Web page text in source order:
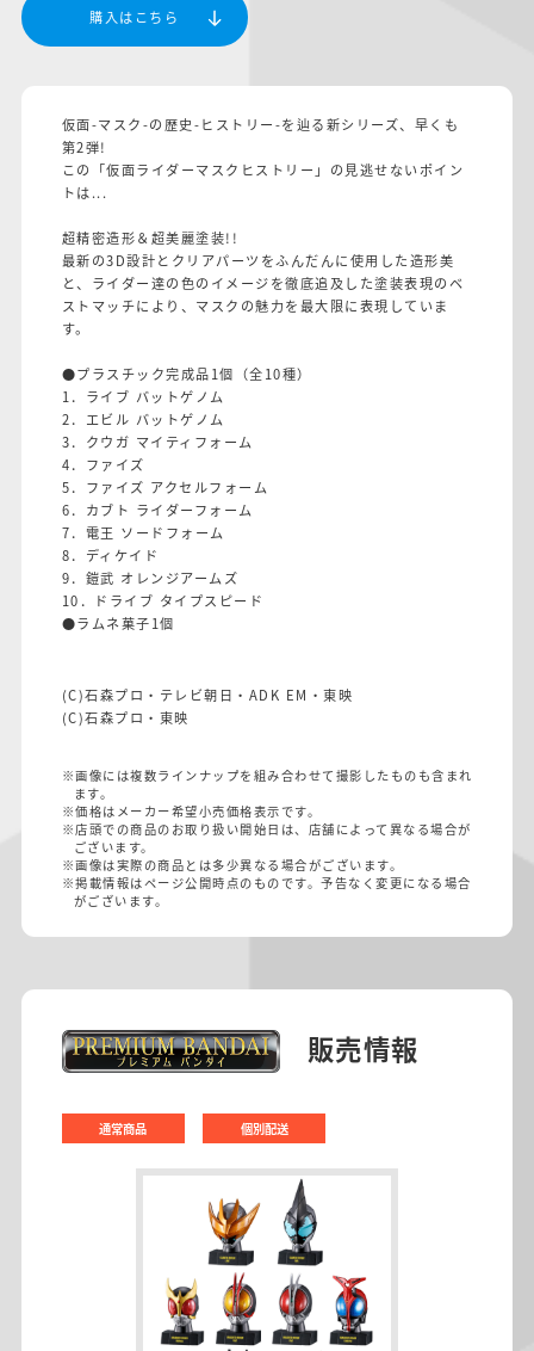
購入はこちら
仮面-マスク-の歴史-ヒストリー-を辿る新シリーズ、早くも
第2弾!
この「仮面ライダーマスクヒストリー」の見逃せないポイン
トは...
超精密造形＆超美麗塗装!!
最新の3D設計とクリアパーツをふんだんに使用した造形美
と、ライダー達の色のイメージを徹底追及した塗装表現のベ
ストマッチにより、マスクの魅力を最大限に表現していま
す。
●プラスチック完成品1個（全10種）
1．ライブ バットゲノム
2．エビル バットゲノム
3．クウガ マイティフォーム
4．ファイズ
5．ファイズ アクセルフォーム
6．カブト ライダーフォーム
7．電王 ソードフォーム
8．ディケイド
9．鎧武 オレンジアームズ
10．ドライブ タイプスピード
●ラムネ菓子1個
(C)石森プロ・テレビ朝日・ADK EM・東映
(C)石森プロ・東映
※画像には複数ラインナップを組み合わせて撮影したものも含まれ
ます。
※価格はメーカー希望小売価格表示です。
※店頭での商品のお取り扱い開始日は、店舗によって異なる場合が
ございます。
※画像は実際の商品とは多少異なる場合がございます。
※掲載情報はページ公開時点のものです。予告なく変更になる場合
がございます。
販売情報
通常商品 個別配送